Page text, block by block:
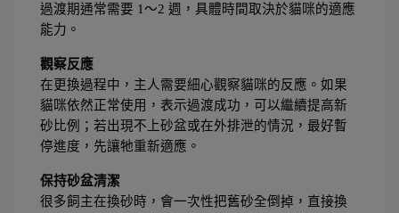
過渡期通常需要 1～2 週，具體時間取決於貓咪的適應
能力。
觀察反應
在更換過程中，主人需要細心觀察貓咪的反應。如果
貓咪依然正常使用，表示過渡成功，可以繼續提高新
砂比例；若出現不上砂盆或在外排泄的情況，最好暫
停進度，先讓牠重新適應。
保持砂盆清潔
很多飼主在換砂時，會一次性把舊砂全倒掉，直接換